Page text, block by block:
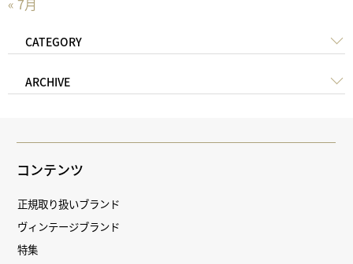
CATEGORY
ARCHIVE
コンテンツ
正規取り扱いブランド
ヴィンテージブランド
特集